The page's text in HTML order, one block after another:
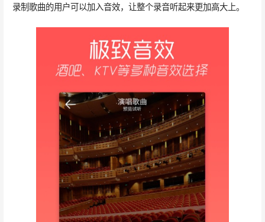
录制歌曲的用户可以加入音效，让整个录音听起来更加高大上。